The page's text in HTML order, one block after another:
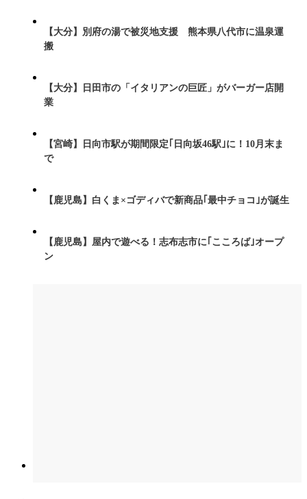
【大分】別府の湯で被災地支援 熊本県八代市に温泉運
搬
【大分】日田市の「イタリアンの巨匠」がバーガー店開
業
【宮崎】日向市駅が期間限定｢日向坂46駅｣に！10月末ま
で
【鹿児島】白くま×ゴディバで新商品｢最中チョコ｣が誕生
【鹿児島】屋内で遊べる！志布志市に｢こころば｣オープ
ン